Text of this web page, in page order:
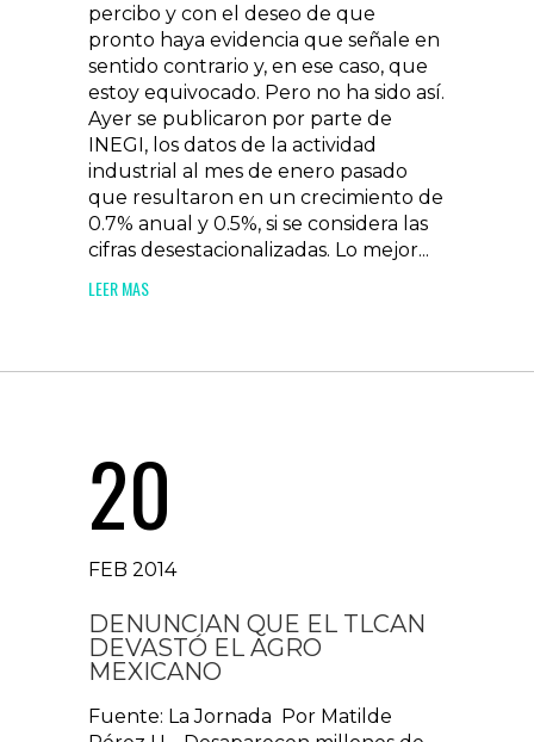
percibo y con el deseo de que
pronto haya evidencia que señale en
sentido contrario y, en ese caso, que
estoy equivocado. Pero no ha sido así.
Ayer se publicaron por parte de
INEGI, los datos de la actividad
industrial al mes de enero pasado
que resultaron en un crecimiento de
0.7% anual y 0.5%, si se considera las
cifras desestacionalizadas. Lo mejor...
LEER MAS
20
FEB 2014
DENUNCIAN QUE EL TLCAN
DEVASTÓ EL AGRO
MEXICANO
Fuente: La Jornada Por Matilde